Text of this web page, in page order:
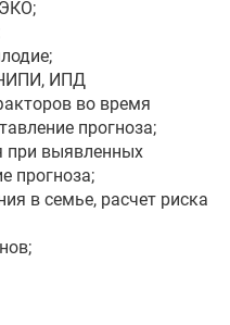
НИПИ, ИПД
во время
прогноза;
при выявленных
прогноза;
в семье, расчет риска